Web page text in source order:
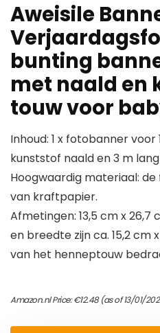
Aweisile
bunting
met naald en
touw voor
Inhoud: 1 x fotobanner voor
kunststof naald en 3 m
Hoogwaardig materiaal:
van kraftpapier.
Afmetingen: 13,5 cm x
en breedte zijn ca. 15,2 cm
van het henneptouw
Amazon.nl Price:€12.48(as of 13/01/